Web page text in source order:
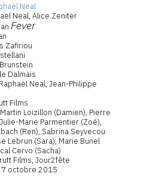
Neal
Neal, Alice Zeniter
Fever
Zafiriou
Dalmais
Neal, Jean-Philippe
Films
Loizillon (Damien), Pierre
Marie Parmentier (Zoé),
(Ren), Sabrina Seyvecou
Lebrun (Sara), Marie Bunel
Cervo (Sacha)
Films, Jour2fête
octobre 2015